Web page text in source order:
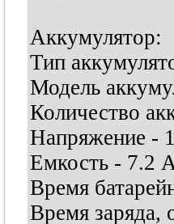
Аккумулятор:
Тип
Модель
Количество
Напряжение -
Емкость - 7.2
Время
Время заряда,